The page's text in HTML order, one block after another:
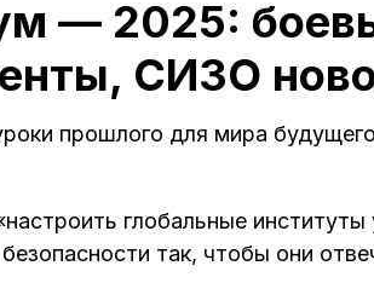
— 2025:
СИЗО
прошлого для мира
глобальные институты
так, чтобы они